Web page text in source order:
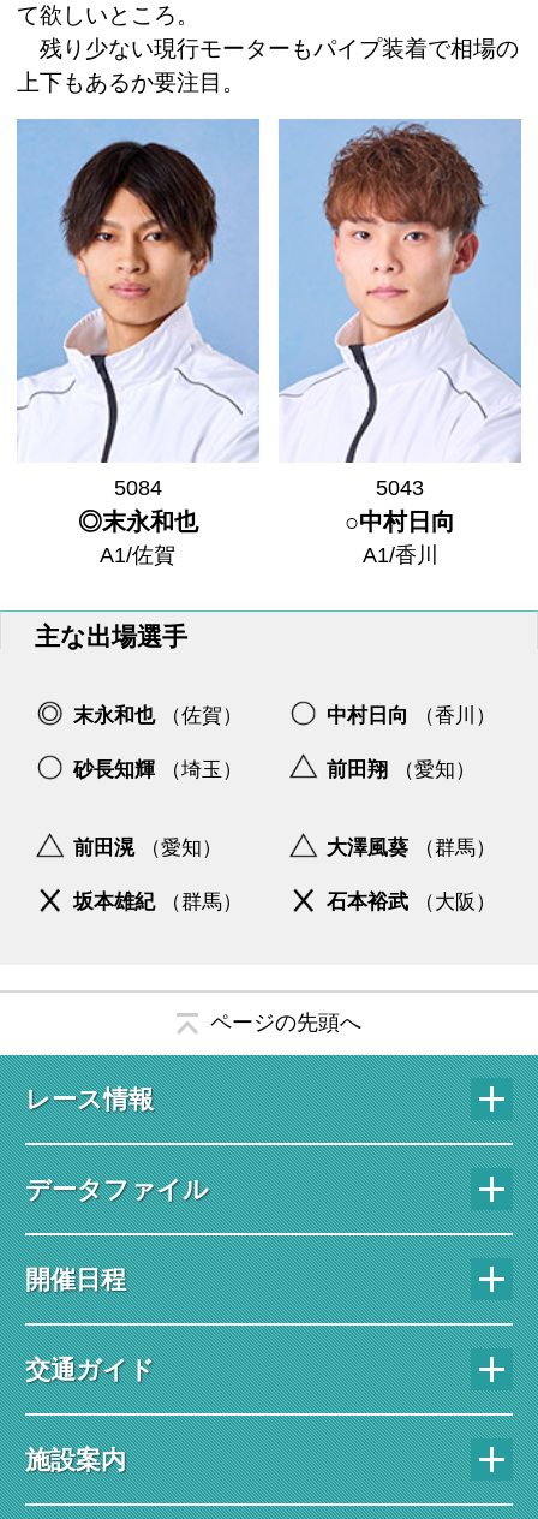
て欲しいところ。
残り少ない現行モーターもパイプ装着で相場の
上下もあるか要注目。
5084
◎末永和也
A1/佐賀
5043
○中村日向
A1/香川
主な出場選手
末永和也 （佐賀） 中村日向 （香川）
砂長知輝 （埼玉） 前田翔 （愛知）
前田滉 （愛知） 大澤風葵 （群馬）
坂本雄紀 （群馬） 石本裕武 （大阪）
ページの先頭へ
レース情報
データファイル
開催日程
交通ガイド
施設案内